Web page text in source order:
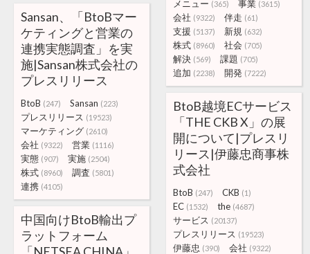
メニュー (365) 事業 (3615)
会社 (9322) 伴走 (61)
支援 (5137) 新規 (632)
株式 (8960) 社会 (705)
解決 (569) 課題 (705)
追加 (2238) 開発 (7222)
Sansan、「BtoBマー
ケティングと営業の
連携実態調査」を実
施|Sansan株式会社の
プレスリリース
BtoB (247) Sansan (223)
プレスリリース (19523)
マーケティング (2610)
会社 (9322) 営業 (1116)
実態 (907) 実施 (2504)
株式 (8960) 調査 (5801)
連携 (4105)
BtoB越境ECサービス
「THE CKB X」の展
開について|プレスリ
リース|伊藤忠商事株
式会社
BtoB (247) CKB (1)
EC (1532) the (4687)
サービス (20137)
プレスリリース (19523)
伊藤忠 (390) 会社 (9322)
中国向けBtoB輸出プ
ラットフォーム